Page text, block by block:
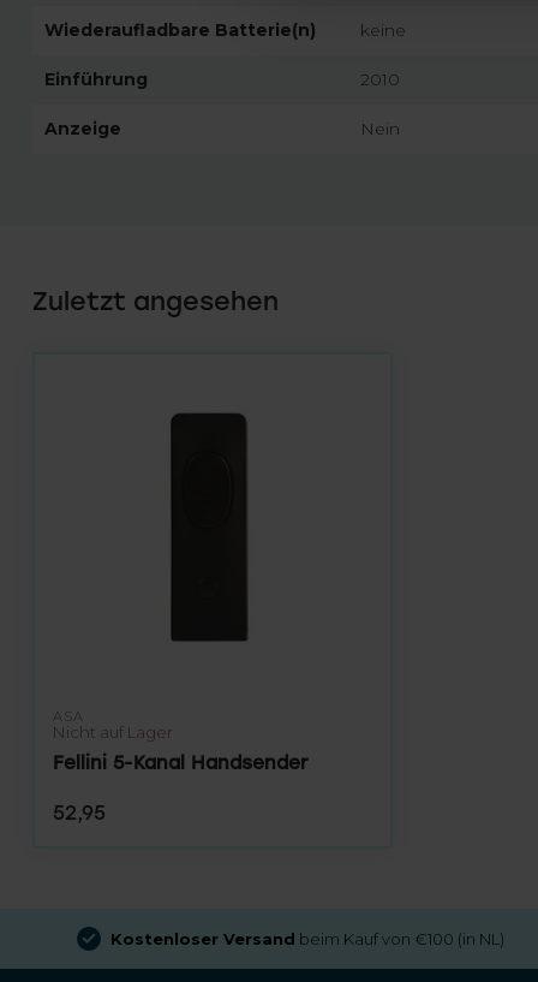
Wiederaufladbare Batterie(n) keine
Einführung 2010
Anzeige Nein
Zuletzt angesehen
ASA
Nicht auf Lager
Fellini 5-Kanal Handsender
52,95
Kostenloser Versand beim Kauf von €100 (in NL)